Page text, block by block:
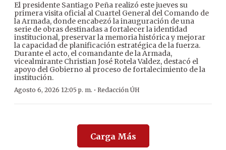
El presidente Santiago Peña realizó este jueves su
primera visita oficial al Cuartel General del Comando de
la Armada, donde encabezó la inauguración de una
serie de obras destinadas a fortalecer la identidad
institucional, preservar la memoria histórica y mejorar
la capacidad de planificación estratégica de la fuerza.
Durante el acto, el comandante de la Armada,
vicealmirante Christian José Rotela Valdez, destacó el
apoyo del Gobierno al proceso de fortalecimiento de la
institución.
Agosto 6, 2026 12:05 p. m. · Redacción ÚH
Carga Más